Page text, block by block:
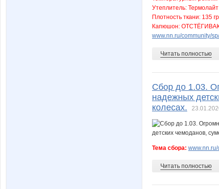
Утеплитель:
Плотность ткани: 135
Капюшон:
www.nn.ru/community/
Читать полностью
Сбор до 1.03.
надежных
колесах.
Тема сбора:
Читать полностью